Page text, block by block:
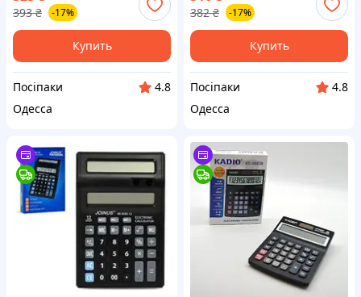
393 ₴ -17%
Купить
Посіпаки
4.8
Одесса
382 ₴ -17%
Купить
Посіпаки
4.8
Одесса